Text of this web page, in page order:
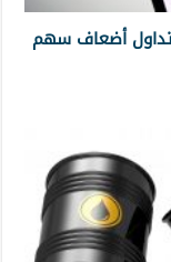
أضعاف سهم